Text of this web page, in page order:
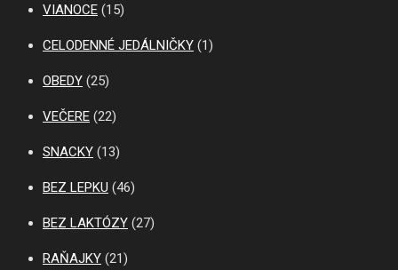
VIANOCE (15)
CELODENNÉ JEDÁLNIČKY (1)
OBEDY (25)
VEČERE (22)
SNACKY (13)
BEZ LEPKU (46)
BEZ LAKTÓZY (27)
RAŇAJKY (21)